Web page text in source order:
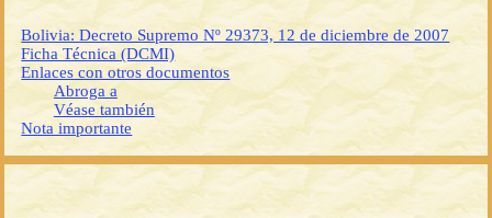
Bolivia: Decreto Supremo Nº 29373, 12 de diciembre de 2007
Ficha Técnica (DCMI)
Enlaces con otros documentos
Abroga a
Véase también
Nota importante